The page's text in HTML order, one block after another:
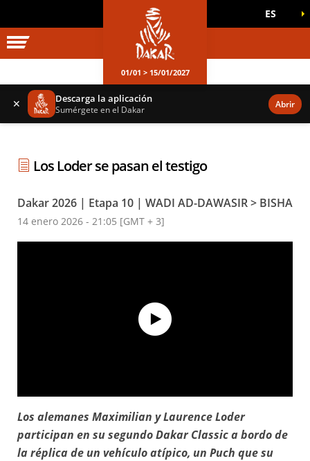
DAKAR
OFICIALES ES
01/01 > 15/01/2027
✕ Descarga la aplicación
Sumérgete en el Dakar Abrir
Los Loder se pasan el testigo
Dakar 2026 | Etapa 10 | WADI AD-DAWASIR > BISHA
14 enero 2026 - 21:05 [GMT + 3]
Dakar 2026 - Inside bivouac - Puch
Los alemanes Maximilian y Laurence Loder
participan en su segundo Dakar Classic a bordo de
la réplica de un vehículo atípico, un Puch que su